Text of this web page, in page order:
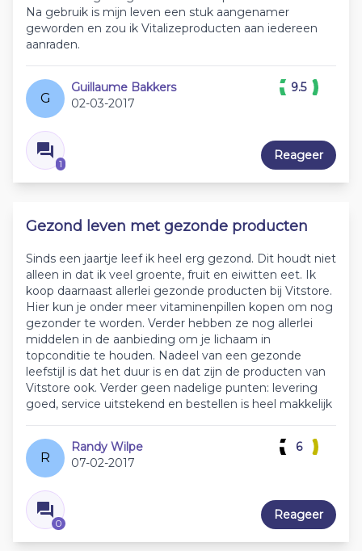
Na gebruik is mijn leven een stuk aangenamer
geworden en zou ik Vitalizeproducten aan iedereen
aanraden.
G
Guillaume Bakkers
02-03-2017
1
9.5
Reageer
Gezond leven met gezonde producten
Sinds een jaartje leef ik heel erg gezond. Dit houdt niet
alleen in dat ik veel groente, fruit en eiwitten eet. Ik
koop daarnaast allerlei gezonde producten bij Vitstore.
Hier kun je onder meer vitaminenpillen kopen om nog
gezonder te worden. Verder hebben ze nog allerlei
middelen in de aanbieding om je lichaam in
topconditie te houden. Nadeel van een gezonde
leefstijl is dat het duur is en dat zijn de producten van
Vitstore ook. Verder geen nadelige punten: levering
goed, service uitstekend en bestellen is heel makkelijk
R
Randy Wilpe
07-02-2017
0
6
Reageer